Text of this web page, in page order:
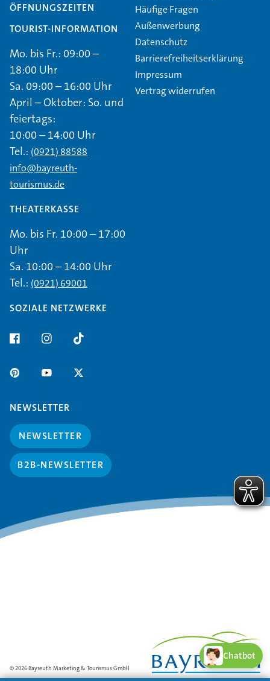
ÖFFNUNGSZEITEN
TOURIST-INFORMATION
Mo. bis Fr.: 09:00 –
18:00 Uhr
Sa. 09:00 – 16:00 Uhr
April – Oktober: So. und
feiertags:
10:00 – 14:00 Uhr
Tel.: (0921) 88588
info@bayreuth-
tourismus.de
THEATERKASSE
Mo. bis Fr. 10:00 – 17:00
Uhr
Sa. 10:00 – 14:00 Uhr
Tel.: (0921) 69001
SOZIALE NETZWERKE
Häufige Fragen
Außenwerbung
Datenschutz
Barrierefreiheitserklärung
Impressum
Vertrag widerrufen
NEWSLETTER
NEWSLETTER
B2B-NEWSLETTER
© 2026 Bayreuth Marketing & Tourismus GmbH
Chatbot